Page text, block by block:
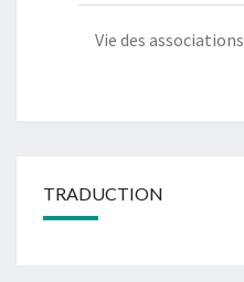
Vie des associations
TRADUCTION